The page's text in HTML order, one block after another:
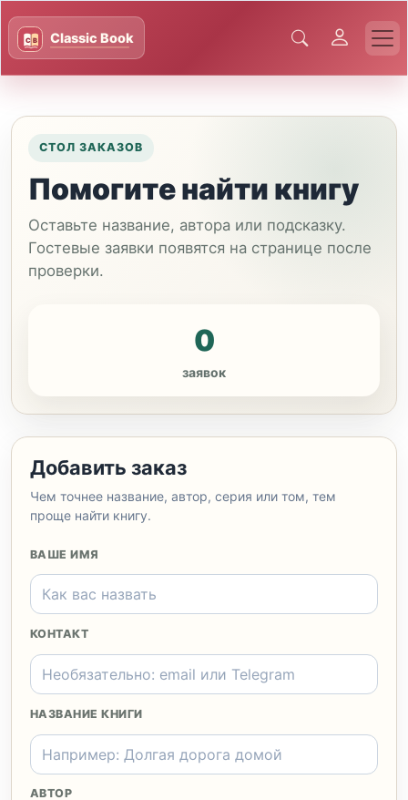
СТОЛ ЗАКАЗОВ
Помогите найти книгу
Оставьте название, автора или подсказку.
Гостевые заявки появятся на странице после
проверки.
0
заявок
Добавить заказ
Чем точнее название, автор, серия или том, тем
проще найти книгу.
ВАШЕ ИМЯ
КОНТАКТ
НАЗВАНИЕ КНИГИ
АВТОР